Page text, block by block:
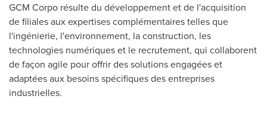
GCM Corpo résulte du développement et de l'acquisition
de filiales aux expertises complémentaires telles que
l'ingénierie, l'environnement, la construction, les
technologies numériques et le recrutement, qui collaborent
de façon agile pour offrir des solutions engagées et
adaptées aux besoins spécifiques des entreprises
industrielles.